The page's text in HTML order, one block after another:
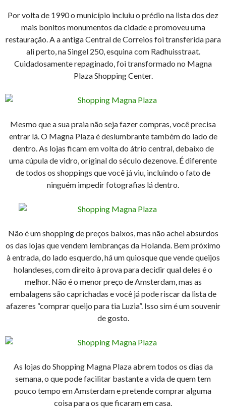
Por volta de 1990 o município incluiu o prédio na lista dos dez
mais bonitos monumentos da cidade e promoveu uma
restauração. A a antiga Central de Correios foi transferida para
ali perto, na Singel 250, esquina com Radhuisstraat.
Cuidadosamente repaginado, foi transformado no Magna
Plaza Shopping Center.
Mesmo que a sua praia não seja fazer compras, você precisa
entrar lá. O Magna Plaza é deslumbrante também do lado de
dentro. As lojas ficam em volta do átrio central, debaixo de
uma cúpula de vidro, original do século dezenove. É diferente
de todos os shoppings que você já viu, incluindo o fato de
ninguém impedir fotografias lá dentro.
Não é um shopping de preços baixos, mas não achei absurdos
os das lojas que vendem lembranças da Holanda. Bem próximo
à entrada, do lado esquerdo, há um quiosque que vende queijos
holandeses, com direito à prova para decidir qual deles é o
melhor. Não é o menor preço de Amsterdam, mas as
embalagens são caprichadas e você já pode riscar da lista de
afazeres “comprar queijo para tia Luzia”. Isso sim é um souvenir
de gosto.
As lojas do Shopping Magna Plaza abrem todos os dias da
semana, o que pode facilitar bastante a vida de quem tem
pouco tempo em Amsterdam e pretende comprar alguma
coisa para os que ficaram em casa.